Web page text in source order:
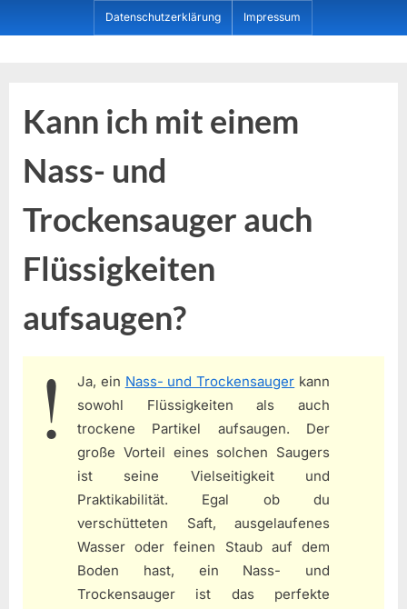
to
Datenschutzerklärung Impressum
Kann ich mit einem
Nass- und
Trockensauger auch
Flüssigkeiten
aufsaugen?
Ja, ein Nass- und Trockensauger kann
sowohl Flüssigkeiten als auch
trockene Partikel aufsaugen. Der
große Vorteil eines solchen Saugers
ist seine Vielseitigkeit und
Praktikabilität. Egal ob du
verschütteten Saft, ausgelaufenes
Wasser oder feinen Staub auf dem
Boden hast, ein Nass- und
Trockensauger ist das perfekte